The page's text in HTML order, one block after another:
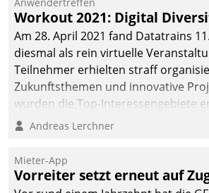
Cloud-Strategien und -
Lösungen mit hohem
Zukunftspotenzial.
Workout 2021: Digital
Am 28. April 2021 fand Datatrains
diesmal als rein virtuelle
Teilnehmer erhielten straff
Zukunftsthemen und innovative
wurden die Top-Interessengebiete
Andreas Lerchner
Mieter-App
Vorreiter setzt erneut auf